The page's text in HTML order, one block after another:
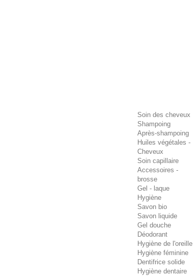
Soin des cheveux
Shampoing
Après-shampoing
Huiles végétales -
Cheveux
Soin capillaire
Accessoires -
brosse
Gel - laque
Hygiène
Savon bio
Savon liquide
Gel douche
Déodorant
Hygiène de l'oreille
Hygiène féminine
Dentifrice solide
Hygiène dentaire